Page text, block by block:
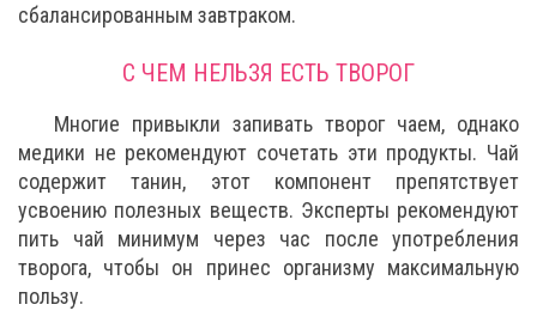
сбалансированным завтраком.
С ЧЕМ НЕЛЬЗЯ ЕСТЬ ТВОРОГ
Многие привыкли запивать творог чаем, однако
медики не рекомендуют сочетать эти продукты. Чай
содержит танин, этот компонент препятствует
усвоению полезных веществ. Эксперты рекомендуют
пить чай минимум через час после употребления
творога, чтобы он принес организму максимальную
пользу.